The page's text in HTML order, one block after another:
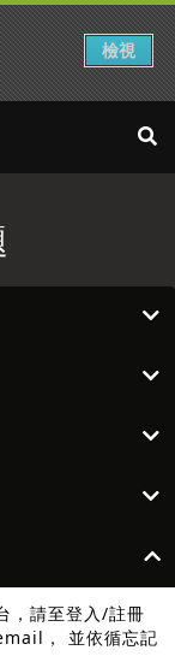
，請至登入/註冊
， 並依循忘記
檢視